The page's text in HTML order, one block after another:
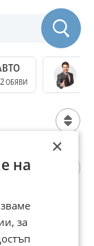
ОБЯВИ
John
2024г.
×
на
за